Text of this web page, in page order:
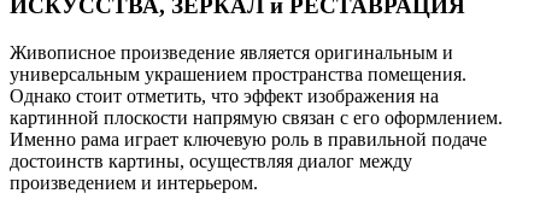
ИСКУССТВА, ЗЕРКАЛ и РЕСТАВРАЦИЯ
Живописное произведение является оригинальным и
универсальным украшением пространства помещения.
Однако стоит отметить, что эффект изображения на
картинной плоскости напрямую связан с его оформлением.
Именно рама играет ключевую роль в правильной подаче
достоинств картины, осуществляя диалог между
произведением и интерьером.